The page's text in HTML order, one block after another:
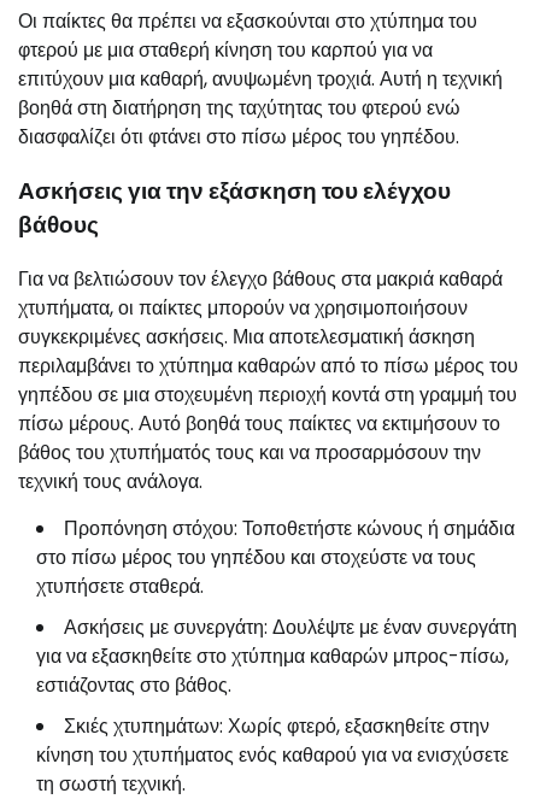
Οι παίκτες θα πρέπει να εξασκούνται στο χτύπημα του
φτερού με μια σταθερή κίνηση του καρπού για να
επιτύχουν μια καθαρή, ανυψωμένη τροχιά. Αυτή η τεχνική
βοηθά στη διατήρηση της ταχύτητας του φτερού ενώ
διασφαλίζει ότι φτάνει στο πίσω μέρος του γηπέδου.
Ασκήσεις για την εξάσκηση του ελέγχου
βάθους
Για να βελτιώσουν τον έλεγχο βάθους στα μακριά καθαρά
χτυπήματα, οι παίκτες μπορούν να χρησιμοποιήσουν
συγκεκριμένες ασκήσεις. Μια αποτελεσματική άσκηση
περιλαμβάνει το χτύπημα καθαρών από το πίσω μέρος του
γηπέδου σε μια στοχευμένη περιοχή κοντά στη γραμμή του
πίσω μέρους. Αυτό βοηθά τους παίκτες να εκτιμήσουν το
βάθος του χτυπήματός τους και να προσαρμόσουν την
τεχνική τους ανάλογα.
Προπόνηση στόχου: Τοποθετήστε κώνους ή σημάδια
στο πίσω μέρος του γηπέδου και στοχεύστε να τους
χτυπήσετε σταθερά.
Ασκήσεις με συνεργάτη: Δουλέψτε με έναν συνεργάτη
για να εξασκηθείτε στο χτύπημα καθαρών μπρος-πίσω,
εστιάζοντας στο βάθος.
Σκιές χτυπημάτων: Χωρίς φτερό, εξασκηθείτε στην
κίνηση του χτυπήματος ενός καθαρού για να ενισχύσετε
τη σωστή τεχνική.